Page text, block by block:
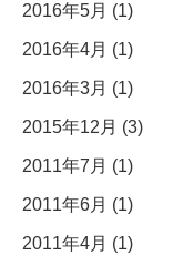
2016年5月 (1)
2016年4月 (1)
2016年3月 (1)
2015年12月 (3)
2011年7月 (1)
2011年6月 (1)
2011年4月 (1)